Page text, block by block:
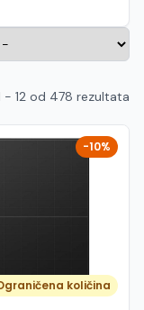
- 12 od 478 rezultata
-10%
količina